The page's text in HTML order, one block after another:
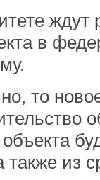
в
то
из